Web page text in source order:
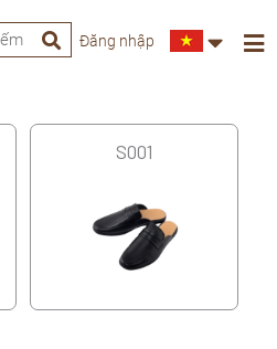
Đăng nhập
S001